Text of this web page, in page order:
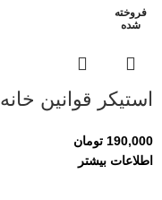
فروخته
شده
استیکر قوانین خانه
190,000 تومان
اطلاعات بیشتر